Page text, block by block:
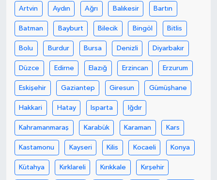
Artvin Aydın Ağrı Balıkesir Bartın
Batman Bayburt Bilecik Bingöl Bitlis
Bolu Burdur Bursa Denizli Diyarbakır
Düzce Edirne Elazığ Erzincan Erzurum
Eskişehir Gaziantep Giresun Gümüşhane
Hakkari Hatay Isparta Iğdır
Kahramanmaraş Karabük Karaman Kars
Kastamonu Kayseri Kilis Kocaeli Konya
Kütahya Kırklareli Kırıkkale Kırşehir
Akhisar Emlak
Ülke
Etiketler